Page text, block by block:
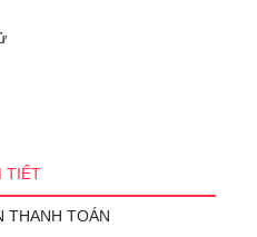
TIẾT
THANH TOÁN